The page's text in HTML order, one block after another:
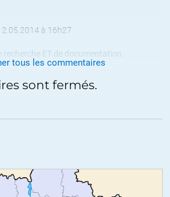
à 16h27
ET de documentation.
».
réaction occidentale face aux résultats du
tous les commentaires
sont fermés.